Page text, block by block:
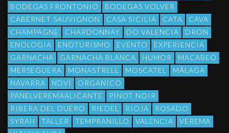
BODEGAS FRONTONIO
BODEGAS VOLVER
CABERNET SAUVIGNON
CASA SICILIA CATA
CAVA
CHAMPAGNE
CHARDONNAY DO VALENCIA
DRON
ENOLOGIA
ENOTURISMO EVENTO
EXPERIENCIA
GARNACHA
GARNACHA BLANCA HUMOR
MACABEO
MERSEGUERA
MONASTRELL MOSCATEL
MÁLAGA
NAVARRA
NDVI
ORGANICO
PANELVEREMAALICANTE
PINOT NOIR
RIBERA DEL DUERO
RIEDEL RIOJA
ROSADO
SYRAH
TALLER TEMPRANILLO VALENCIA
VEREMA